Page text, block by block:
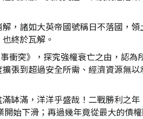
，諸如大英帝國號稱日不落國，領
終於瓦解。
衝突》，探究強權衰亡之由，認為
張到超過安全所需、經濟資源無以
缽滿，洋洋乎盛哉！二戰勝利之年
始下滑；再過幾年竟從最大的債